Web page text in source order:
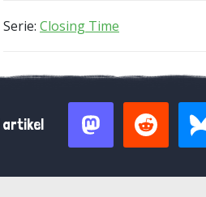
Serie: Closing Time
artikel